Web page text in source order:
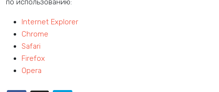
по использованию:
Internet Explorer
Chrome
Safari
Firefox
Opera